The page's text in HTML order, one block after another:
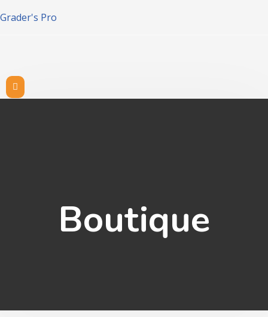
Grader's Pro
Boutique